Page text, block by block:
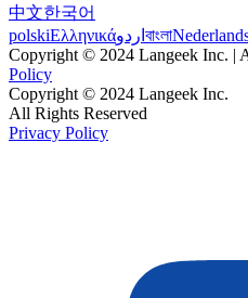
中文한국어
polskiΕλληνικάاردو বাংলা
Copyright © 2024 Langeek Inc. |
Policy
Copyright © 2024 Langeek Inc.
All Rights Reserved
Privacy Policy